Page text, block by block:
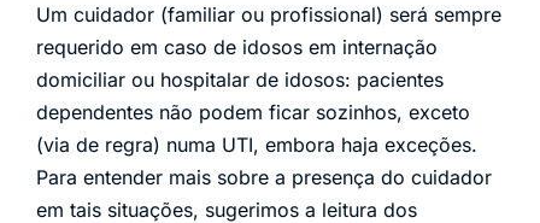
Um cuidador (familiar ou profissional) será sempre
requerido em caso de idosos em internação
domiciliar ou hospitalar de idosos: pacientes
dependentes não podem ficar sozinhos, exceto
(via de regra) numa UTI, embora haja exceções.
Para entender mais sobre a presença do cuidador
em tais situações, sugerimos a leitura dos